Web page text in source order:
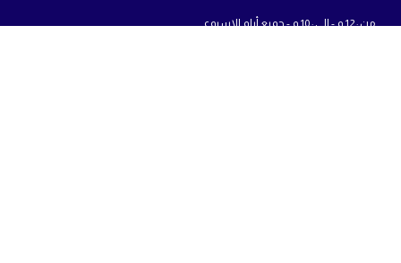
من : 12 م - الي : 10 م - جميع أيام الاسبوع